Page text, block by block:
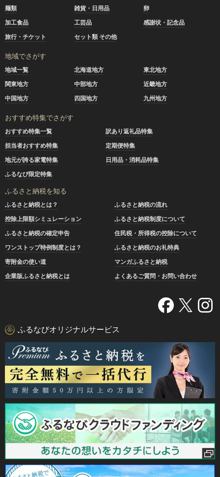
麺類
雑貨・日用品
卵
加工食品
工芸品
感謝状・記念品
旅行・チケット
セット類 その他
地域でさがす
地域一覧 北海道地方
東北地方
関東地方
中部地方
近畿地方
中国地方
四国地方 九州地方
おすすめ特集でさがす
おすすめ特集一覧
訳あり返礼品特集
担当者おすすめ特集
定期便特集
地元が誇る家電特集
日用品・消耗品特集
ふるなび限定特集
ふるさと納税を知る
ふるさと納税とは？
ふるさと納税の流れ
控除上限額シミュレーション
ふるさと納税制度について
ふるさと納税の確定申告
住民税・所得税の控除について
ワンストップ特例制度とは？
ふるさと納税のお礼特典
寄附金の使い道
マンガふるさと納税
企業版ふるさと納税とは
よくあるご質問・お問い合わせ
ふるなびオリジナルサービス